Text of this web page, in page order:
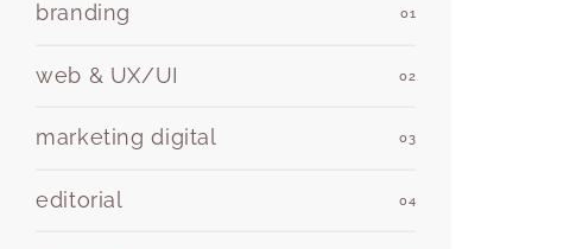
branding 01
web & UX/UI 02
marketing digital 03
editorial 04